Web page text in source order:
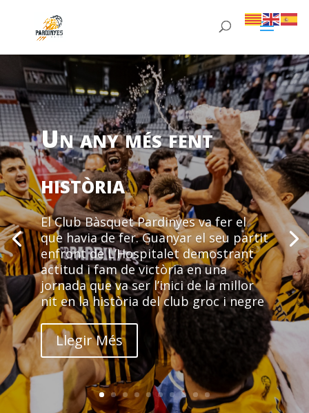
Un any més fent
història
El Club Bàsquet Pardinyes va fer el
que havia de fer. Guanyar el seu partit
enfront de L’Hospitalet demostrant
actitud i fam de victòria en una
jornada que va ser l’inici de la millor
nit en la història del club groc i negre
Llegir Més